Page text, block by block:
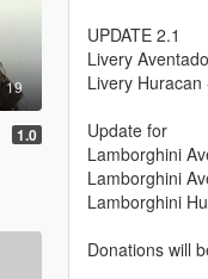
19
1.0
UPDATE 2.1
Livery
Livery Huracan
Update for
Lamborghini
Lamborghini
Lamborghini
Donations will